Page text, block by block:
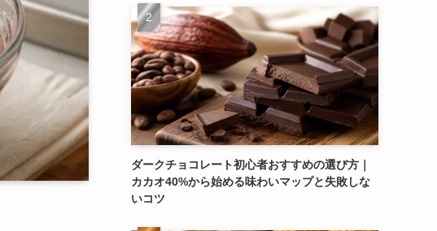
ダークチョコレート初心者おすすめの選び方｜
カカオ40%から始める味わいマップと失敗しな
いコツ